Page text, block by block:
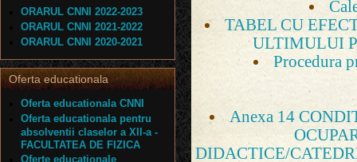
TABEL CU
ULTIMULUI
Procedura
Anexa 14
DIDACTICE/
ORARUL CNNI 2022-2023
ORARUL CNNI 2021-2022
ORARUL CNNI 2020-2021
Oferta educationala
Oferta educationala CNNI
Oferta educationala pentru
absolventii claselor a XII-a -
FACULTATEA DE FIZICA
Oferte educationale